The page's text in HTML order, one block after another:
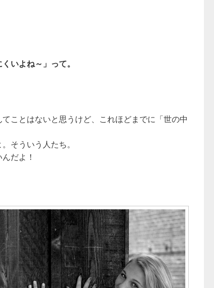
いよね～」って。
ことはないと思うけど、これほどまでに「世の中
そういう人たち。
だよ！